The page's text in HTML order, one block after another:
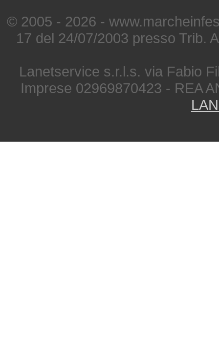
© 2005 - 2026 -
17 del 24/07/2003 presso Trib.
Lanetservice s.r.l.s. via Fabio
Imprese 02969870423 - REA